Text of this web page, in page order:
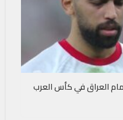
العراق في كأس العرب